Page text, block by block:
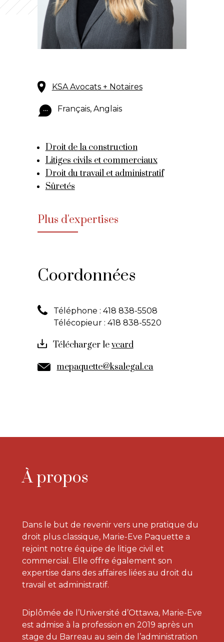
KSA Avocats + Notaires
Français, Anglais
Droit de la construction
Litiges civils et commerciaux
Droit du travail et administratif
Sûretés
Plus d'expertises
Coordonnées
Téléphone : 418 838-5508
Télécopieur : 418 838-5520
Télécharger le
mepaquette@ksalegal.ca
À propos
Dans le but de revenir vers une pratique du
droit plus classique, Marie-Eve Paquette a
rejoint notre équipe de litige civil et
commercial. Elle offre également son
expertise dans des affaires liées au droit du
travail et administratif.
Diplômée de l’Université d’Ottawa, Marie-Eve
est admise à la profession en 2019 après un
stage du Barreau au sein de l’administration